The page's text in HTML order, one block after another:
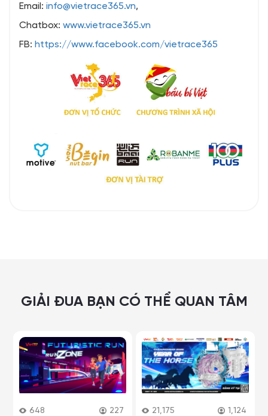
Email: info@vietrace365.vn,
Chatbox: www.vietrace365.vn
FB: https://www.facebook.com/vietrace365
GIẢI ĐUA BẠN CÓ THỂ QUAN TÂM
648 227 21,175 1,124